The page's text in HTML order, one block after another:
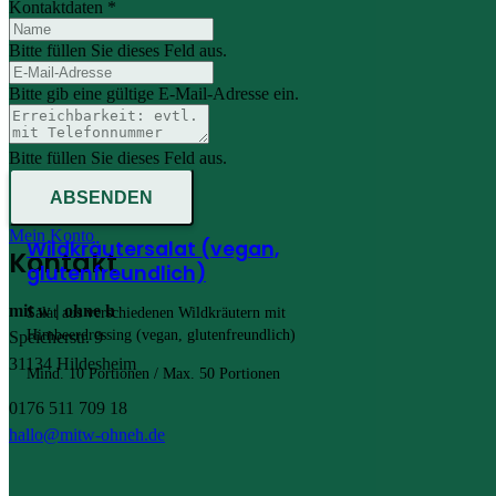
Wildkräutersalat (vegan,
glutenfreundlich)
Salat aus verschiedenen Wildkräutern mit
Himbeerdressing (vegan, glutenfreundlich)
Mind. 10 Portionen / Max. 50 Portionen
Kontaktdaten *
Bitte füllen Sie dieses Feld aus.
Bitte gib eine gültige E-Mail-Adresse ein.
Bitte füllen Sie dieses Feld aus.
ABSENDEN
Mein Konto
Kontakt
mit w | ohne h
Speicherstr. 9
31134 Hildesheim
0176 511 709 18
hallo@mitw-ohneh.de